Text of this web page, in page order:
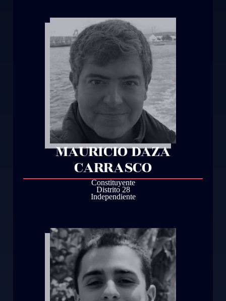
MAURICIO DAZA
CARRASCO
Constituyente
Distrito 28
Independiente